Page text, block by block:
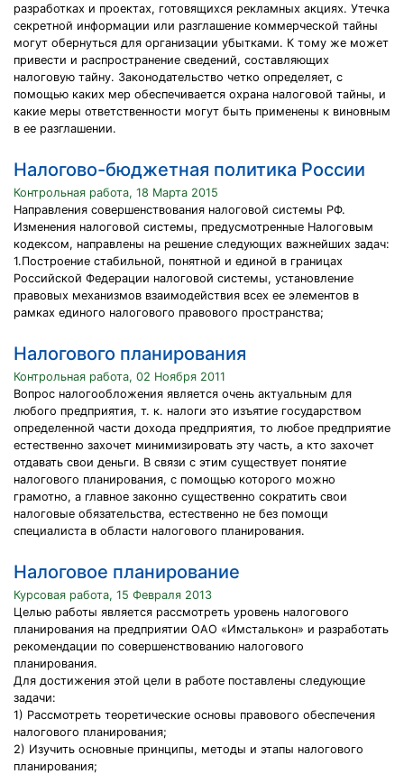
разработках и проектах, готовящихся рекламных акциях. Утечка
секретной информации или разглашение коммерческой тайны
могут обернуться для организации убытками. К тому же может
привести и распространение сведений, составляющих
налоговую тайну. Законодательство четко определяет, с
помощью каких мер обеспечивается охрана налоговой тайны, и
какие меры ответственности могут быть применены к виновным
в ее разглашении.
Налогово-бюджетная политика России
Контрольная работа, 18 Марта 2015
Направления совершенствования налоговой системы РФ.
Изменения налоговой системы, предусмотренные Налоговым
кодексом, направлены на решение следующих важнейших задач:
1.Построение стабильной, понятной и единой в границах
Российской Федерации налоговой системы, установление
правовых механизмов взаимодействия всех ее элементов в
рамках единого налогового правового пространства;
Налогового планирования
Контрольная работа, 02 Ноября 2011
Вопрос налогообложения является очень актуальным для
любого предприятия, т. к. налоги это изъятие государством
определенной части дохода предприятия, то любое предприятие
естественно захочет минимизировать эту часть, а кто захочет
отдавать свои деньги. В связи с этим существует понятие
налогового планирования, с помощью которого можно
грамотно, а главное законно существенно сократить свои
налоговые обязательства, естественно не без помощи
специалиста в области налогового планирования.
Налоговое планирование
Курсовая работа, 15 Февраля 2013
Целью работы является рассмотреть уровень налогового
планирования на предприятии ОАО «Имсталькон» и разработать
рекомендации по совершенствованию налогового
планирования.
Для достижения этой цели в работе поставлены следующие
задачи:
1) Рассмотреть теоретические основы правового обеспечения
налогового планирования;
2) Изучить основные принципы, методы и этапы налогового
планирования;